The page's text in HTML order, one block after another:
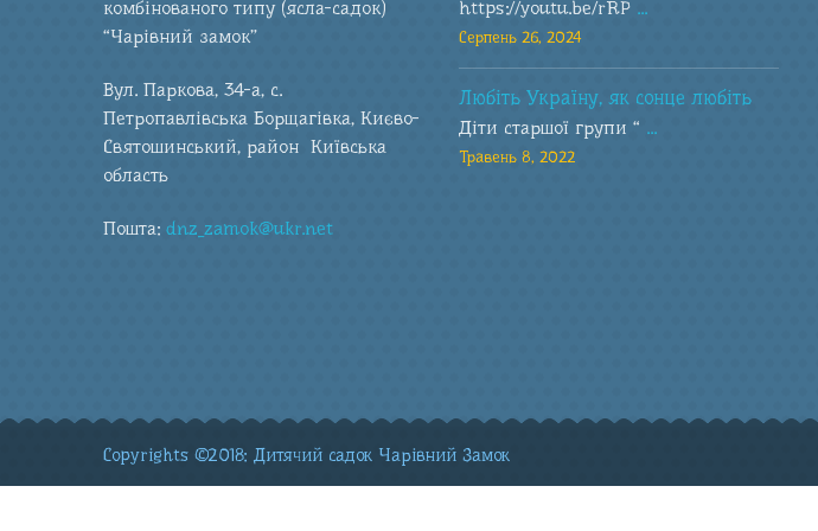
комбінованого типу (ясла-садок)
“Чарівний замок”
Вул. Паркова, 34-а, с.
Петропавлівська Борщагівка, Києво-
Святошинський, район Київська
область
Пошта: dnz_zamok@ukr.net
https://youtu.be/rRP ...
Серпень 26, 2024
Любіть Україну, як сонце любіть
Діти старшої групи “ ...
Травень 8, 2022
Copyrights ©2018: Дитячий садок Чарівний Замок